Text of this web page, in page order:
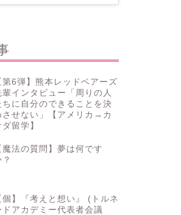
第6弾】熊本レッドベアーズ
輩インタビュー「周りの人
ちに自分のできることを決
させない」【アメリカ→カ
ダ留学】
魔法の質問】夢は何です
個】『考えと想い』 (トルネ
ドアカデミー代表者会議